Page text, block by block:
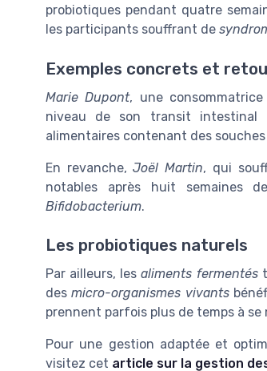
probiotiques pendant quatre
les participants souffrant de
Exemples concrets et
Marie Dupont, une
niveau de son transit intestinal
alimentaires contenant des
En revanche,Joël Martin, qui
notables après huit semaines
Bifidobacterium.
Les probiotiques naturels
Par ailleurs, lesaliments fermentés
desmicro-organismes vivants
prennent parfois plus de temps à
Pour une gestion adaptée et
visitez cet article sur la gestion